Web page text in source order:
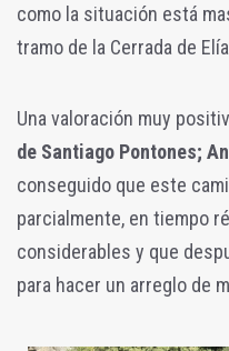
como la situación está
tramo de la Cerrada de
Una valoración muy
de Santiago Pontones;
conseguido que este
parcialmente, en tiempo
considerables y que
para hacer un arreglo de